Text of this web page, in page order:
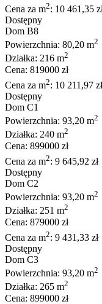
Cena za m2: 10 461,35
Dostępny
Dom B8
Powierzchnia: 80,20 m2
Działka: 216 m2
Cena: 819000 zł
Cena za m2: 10 211,97 zł
Dostępny
Dom C1
Powierzchnia: 93,20 m2
Działka: 240 m2
Cena: 899000 zł
Cena za m2: 9 645,92 zł
Dostępny
Dom C2
Powierzchnia: 93,20 m2
Działka: 251 m2
Cena: 879000 zł
Cena za m2: 9 431,33 zł
Dostępny
Dom C3
Powierzchnia: 93,20 m2
Działka: 265 m2
Cena: 899000 zł